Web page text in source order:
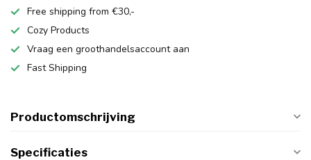
Free shipping from €30,-
Cozy Products
Vraag een groothandelsaccount aan
Fast Shipping
Productomschrijving
Specificaties